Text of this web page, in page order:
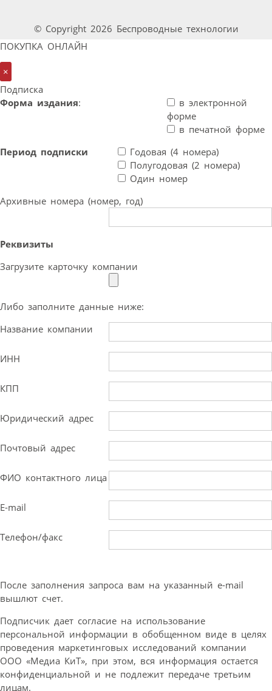
© Copyright 2026 Беспроводные технологии
ПОКУПКА ОНЛАЙН
×
Подписка
Форма издания:
в электронной
форме
в печатной форме
Период подписки
Годовая (4 номера)
Полугодовая (2 номера)
Один номер
Архивные номера (номер, год)
Реквизиты
Загрузите карточку компании
Либо заполните данные ниже:
Название компании
ИНН
КПП
Юридический адрес
Почтовый адрес
ФИО контактного лица
E-mail
Телефон/факс
После заполнения запроса вам на указанный e-mail
вышлют счет.
Подписчик дает согласие на использование
персональной информации в обобщенном виде в целях
проведения маркетинговых исследований компании
ООО «Медиа КиТ», при этом, вся информация остается
конфиденциальной и не подлежит передаче третьим
лицам.